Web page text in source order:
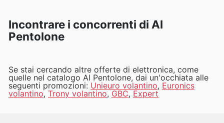
Incontrare i concorrenti di Al
Pentolone
Se stai cercando altre offerte di elettronica, come
quelle nel catalogo Al Pentolone, dai un'occhiata alle
seguenti promozioni: Unieuro volantino, Euronics
volantino, Trony volantino, GBC, Expert